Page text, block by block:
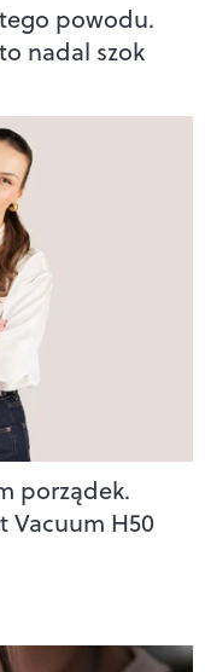
powodu.
nadal szok
porządek.
Vacuum H50